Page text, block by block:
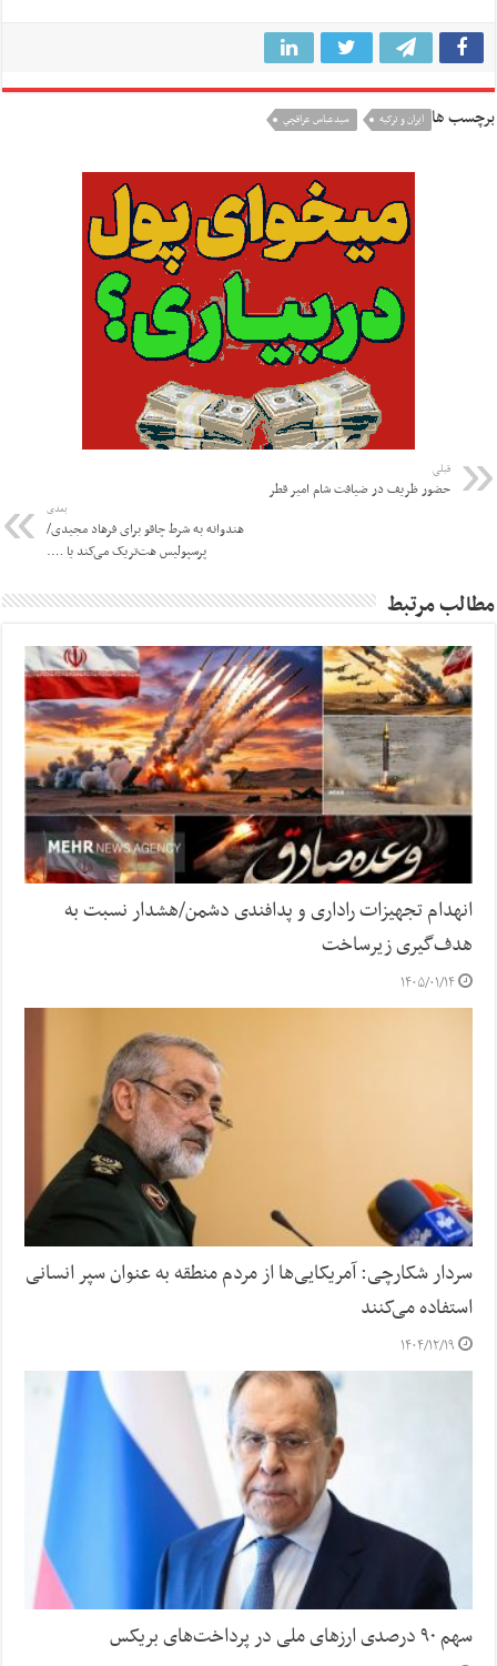
برچسب ها ایران و ترکیه سيدعباس عراقچي
قبلی
حضور ظریف در ضیافت شام امیر قطر
بعدی
هندوانه به شرط چاقو برای فرهاد مجیدی/
پرسپولیس هت‌تریک می‌کند یا ….
مطالب مرتبط
انهدام تجهیزات راداری و پدافندی دشمن/هشدار نسبت به
هدف‌گیری زیرساخت‌
۱۴۰۵/۰۱/۱۴
سردار شکارچی: آمریکایی‌ها از مردم منطقه به عنوان سپر انسانی
استفاده می‌کنند
۱۴۰۴/۱۲/۱۹
سهم ۹۰ درصدی ارزهای ملی در پرداخت‌های بریکس